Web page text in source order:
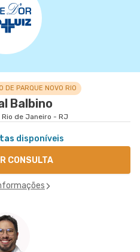
DE PARQUE NOVO RIO
Balbino
de Janeiro - RJ
disponíveis
CONSULTA